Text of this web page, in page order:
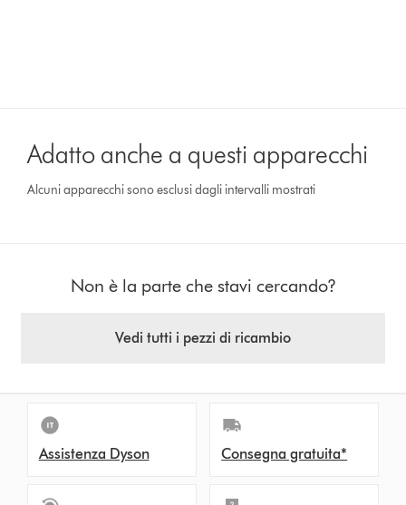
Adatto anche a questi apparecchi
Alcuni apparecchi sono esclusi dagli intervalli mostrati
Non è la parte che stavi cercando?
Vedi tutti i pezzi di ricambio
Assistenza Dyson Consegna gratuita*